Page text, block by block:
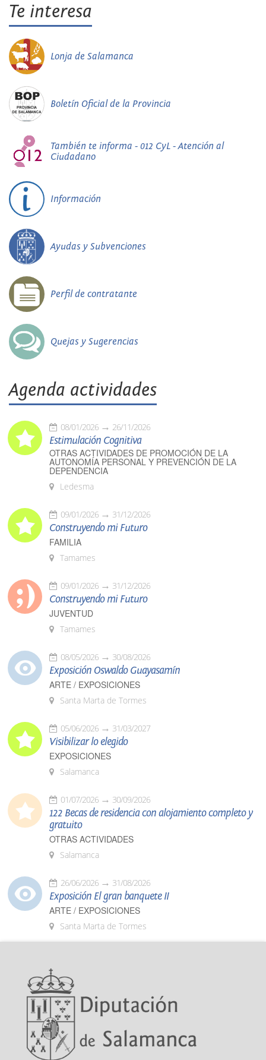
Te interesa
Lonja de Salamanca
Boletín Oficial de la Provincia
También te informa - 012 CyL - Atención al
Ciudadano
Información
Ayudas y Subvenciones
Perfil de contratante
Quejas y Sugerencias
Agenda actividades
08/01/2026 26/11/2026
Estimulación Cognitiva
OTRAS ACTIVIDADES DE PROMOCIÓN DE LA
AUTONOMÍA PERSONAL Y PREVENCIÓN DE LA
DEPENDENCIA
Ledesma
09/01/2026 31/12/2026
Construyendo mi Futuro
FAMILIA
Tamames
09/01/2026 31/12/2026
Construyendo mi Futuro
JUVENTUD
Tamames
08/05/2026 30/08/2026
Exposición Oswaldo Guayasamín
ARTE / EXPOSICIONES
Santa Marta de Tormes
05/06/2026 31/03/2027
Visibilizar lo elegido
EXPOSICIONES
Salamanca
01/07/2026 30/09/2026
122 Becas de residencia con alojamiento completo y
gratuito
OTRAS ACTIVIDADES
Salamanca
26/06/2026 31/08/2026
Exposición El gran banquete II
ARTE / EXPOSICIONES
Santa Marta de Tormes